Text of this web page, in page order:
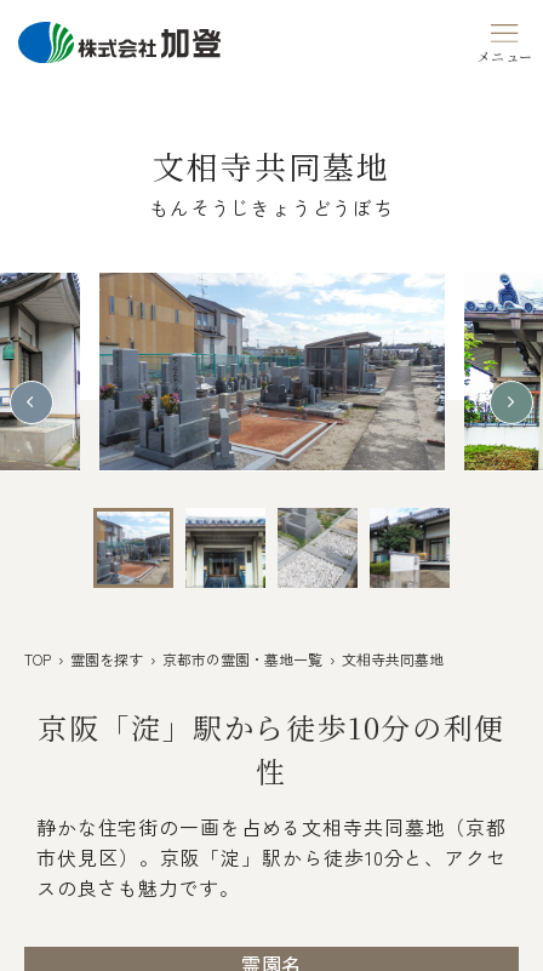
to
文相寺共同墓地
もんそうじきょうどうぼち
TOP › 霊園を探す › 京都市の霊園・墓地一覧 › 文相寺共同墓地
京阪「淀」駅から徒歩10分の利便
性
静かな住宅街の一画を占める文相寺共同墓地（京都
市伏見区）。京阪「淀」駅から徒歩10分と、アクセ
スの良さも魅力です。
霊園名